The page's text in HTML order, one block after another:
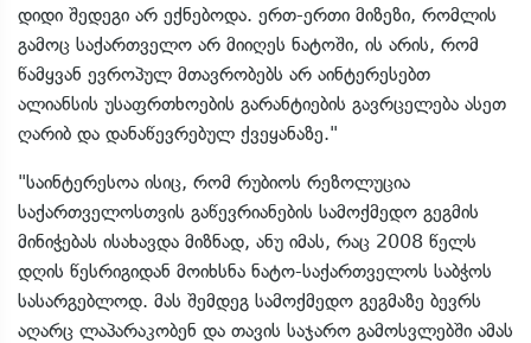
დიდი შედეგი არ ექნებოდა. ერთ-ერთი მიზეზი, რომლის
გამოც საქართველო არ მიიღეს ნატოში, ის არის, რომ
წამყვან ევროპულ მთავრობებს არ აინტერესებთ
ალიანსის უსაფრთხოების გარანტიების გავრცელება ასეთ
ღარიბ და დანაწევრებულ ქვეყანაზე."
"საინტერესოა ისიც, რომ რუბიოს რეზოლუცია
საქართველოსთვის გაწევრიანების სამოქმედო გეგმის
მინიჭებას ისახავდა მიზნად, ანუ იმას, რაც 2008 წელს
დღის წესრიგიდან მოიხსნა ნატო-საქართველოს საბჭოს
სასარგებლოდ. მას შემდეგ სამოქმედო გეგმაზე ბევრს
აღარც ლაპარაკობენ და თავის საჯარო გამოსვლებში ამას